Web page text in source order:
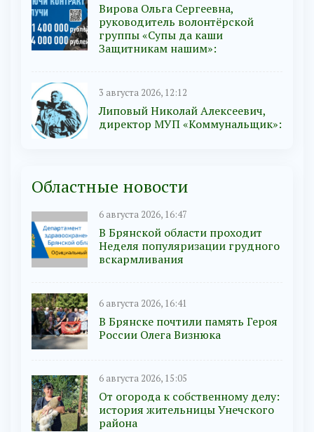
Вирова Ольга Сергеевна,
руководитель волонтёрской
группы «Супы да каши
Защитникам нашим»:
3 августа 2026, 12:12
Липовый Николай Алексеевич,
директор МУП «Коммунальщик»:
Областные новости
6 августа 2026, 16:47
В Брянской области проходит
Неделя популяризации грудного
вскармливания
6 августа 2026, 16:41
В Брянске почтили память Героя
России Олега Визнюка
6 августа 2026, 15:05
От огорода к собственному делу:
история жительницы Унечского
района